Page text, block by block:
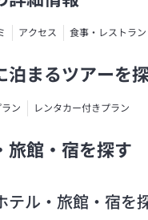
アクセス 食事・レストラン
泊まるツアーを
ン レンタカー付きプラン
旅館・宿を探す
テル・旅館・宿を